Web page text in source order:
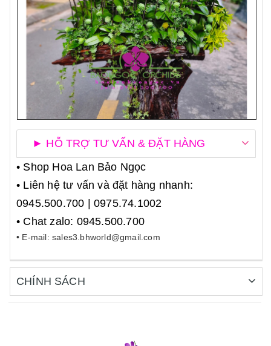
► HỖ TRỢ TƯ VẤN & ĐẶT HÀNG
• Shop Hoa Lan Bảo Ngọc
• Liên hệ tư vấn và đặt hàng nhanh:
0945.500.700 | 0975.74.1002
• Chat zalo: 0945.500.700
• E-mail: sales3.bhworld@gmail.com
CHÍNH SÁCH